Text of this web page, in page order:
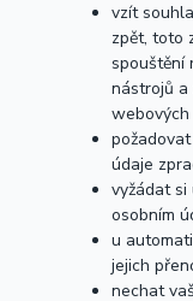
vzít
zpět, toto
spouštění
nástrojů a
údaje
vyžádat si
osobním
u
jejich
nechat